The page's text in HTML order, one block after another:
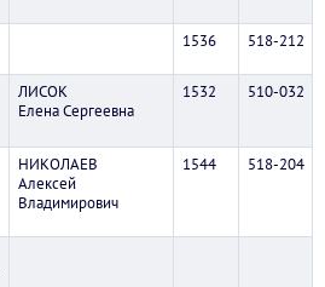
1536 518-212
ЛИСОК
Елена Сергеевна
1532 510-032
НИКОЛАЕВ
Алексей
Владимирович
1544 518-204